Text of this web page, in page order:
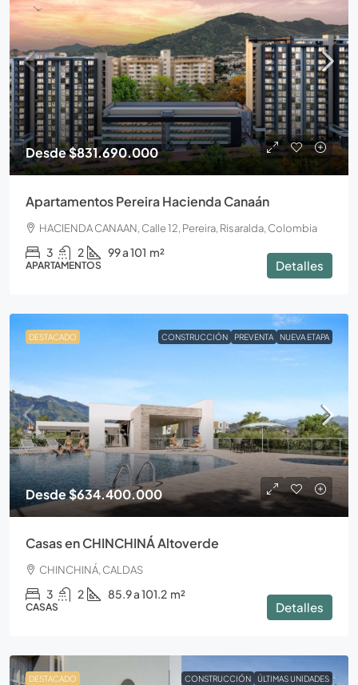
Desde$831.690.000
Apartamentos Pereira Hacienda Canaán
HACIENDA CANAAN, Calle 12, Pereira, Risaralda, Colombia
3 2 99 a 101 m²
APARTAMENTOS Detalles
DESTACADO CONSTRUCCIÓN PREVENTA NUEVA ETAPA
Desde$634.400.000
Casas en CHINCHINÁ Altoverde
CHINCHINÁ, CALDAS
3 2 85.9 a 101.2 m²
CASAS Detalles
DESTACADO CONSTRUCCIÓN ÚLTIMAS UNIDADES